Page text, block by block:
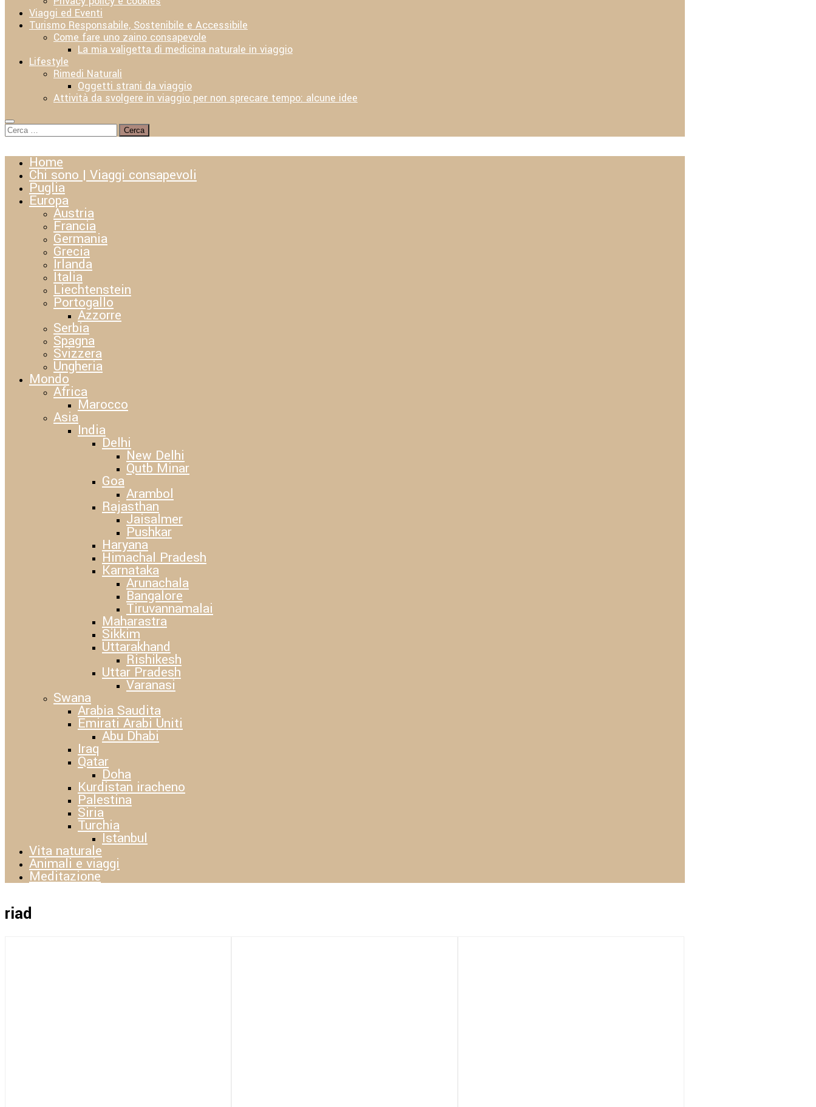
Viaggi ed Eventi
Turismo Responsabile, Sostenibile e Accessibile
Come fare uno zaino consapevole
La mia valigetta di medicina naturale in viaggio
Lifestyle
Rimedi Naturali
Oggetti strani da viaggio
Attività da svolgere in viaggio per non sprecare tempo: alcune idee
Ricerca
per:
Home
Chi sono | Viaggi consapevoli
Puglia
Europa
Austria
Francia
Germania
Grecia
Irlanda
Italia
Liechtenstein
Portogallo
Azzorre
Serbia
Spagna
Svizzera
Ungheria
Mondo
Africa
Marocco
Asia
India
Delhi
New Delhi
Qutb Minar
Goa
Arambol
Rajasthan
Jaisalmer
Pushkar
Haryana
Himachal Pradesh
Karnataka
Arunachala
Bangalore
Tiruvannamalai
Maharastra
Sikkim
Uttarakhand
Rishikesh
Uttar Pradesh
Varanasi
Swana
Arabia Saudita
Emirati Arabi Uniti
Abu Dhabi
Iraq
Qatar
Doha
Kurdistan iracheno
Palestina
Siria
Turchia
Istanbul
Vita naturale
Animali e viaggi
Meditazione
riad